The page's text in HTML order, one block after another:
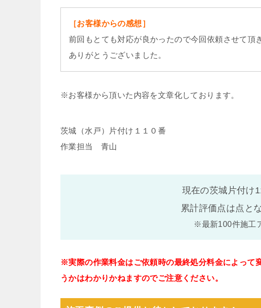
［お客様からの感想］
前回もとても対応が良かったので今回依頼させて頂
ありがとうございました。
※お客様から頂いた内容を文章化しております。
茨城（水戸）片付け１１０番
作業担当 青山
現在の茨城片付け
累計評価点は点と
※最新100件施工
※実際の作業料金はご依頼時の最終処分料金によって
うかはわかりかねますのでご注意ください。